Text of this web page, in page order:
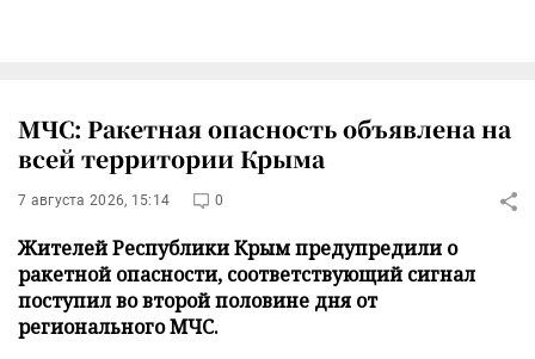
МЧС: Ракетная опасность объявлена на
всей территории Крыма
7 августа 2026, 15:14 0
Жителей Республики Крым предупредили о
ракетной опасности, соответствующий сигнал
поступил во второй половине дня от
регионального МЧС.